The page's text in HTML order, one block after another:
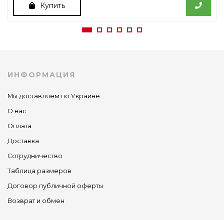
Купить
ИНФОРМАЦИЯ
Мы доставляем по Украине
О нас
Оплата
Доставка
Сотрудничество
Таблица размеров
Договор публичной оферты
Возврат и обмен